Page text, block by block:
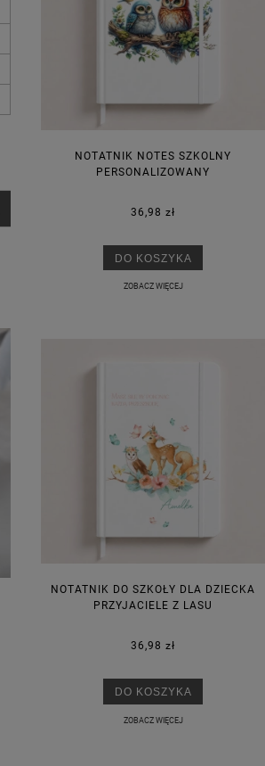
PUDEŁECZKA PODZIĘKOWANIE ZŁOTA
Najniższa cena:3,00 zł
NOTATNIK NOTES SZKOLNY
PERSONALIZOWANY
36,98 zł
DO KOSZYKA
ZOBACZ WIĘCEJ
NOTATNIK DO SZKOŁY DLA DZIECKA
PRZYJACIELE Z LASU
36,98 zł
DO KOSZYKA
ZOBACZ WIĘCEJ